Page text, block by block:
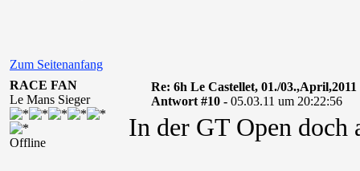
Zum Seitenanfang
RACE FAN
Le Mans Sieger
Offline
Re: 6h Le Castellet, 01./03.,April,2011
Antwort #10 - 05.03.11 um 20:22:56
In der GT Open doch